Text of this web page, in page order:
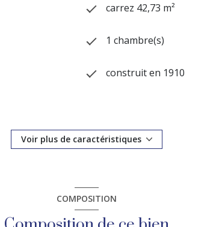
carrez 42,73 m²
1 chambre(s)
construit en 1910
1er étage
quartier Quai de la Marne
Voir plus de caractéristiques
COMPOSITION